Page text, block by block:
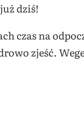
dziś!
czas na
zjeść.